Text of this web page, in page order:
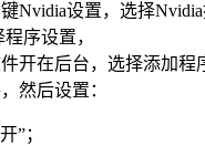
Nvidia设置，选择
序设置，
开在后台，选择添加程
然后设置：
”；